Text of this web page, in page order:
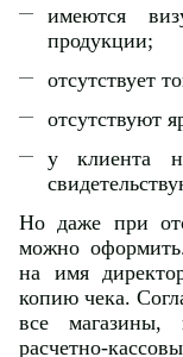
имеются
продукции;
отсутствует
отсутствуют
у клиента
Но даже при
можно оформить.
на имя
копию чека.
все магазины,
расчетно-